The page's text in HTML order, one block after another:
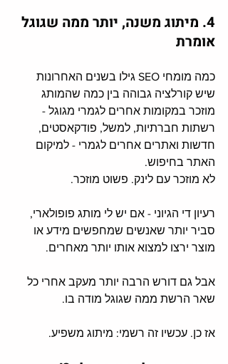
4. מיתוג משנה, יותר ממה שגוגל
אומרת
כמה מומחי SEO גילו בשנים האחרונות
שיש קורלציה גבוהה בין כמה שהמותג
מוזכר במקומות אחרים לגמרי מגוגל -
רשתות חברתיות, למשל, פודקאסטים,
חדשות ואתרים אחרים לגמרי - למיקום
האתר בחיפוש.
לא מוזכר עם לינק. פשוט מוזכר.
רעיון די הגיוני - אם יש לי מותג פופולארי,
סביר יותר שאנשים שמחפשים מידע או
מוצר ירצו למצוא אותו יותר מאחרים.
אבל גם דורש הרבה יותר מעקב אחרי כל
שאר הרשת ממה שגוגל מודה בו.
אז כן. עכשיו זה רשמי: מיתוג משפיע.